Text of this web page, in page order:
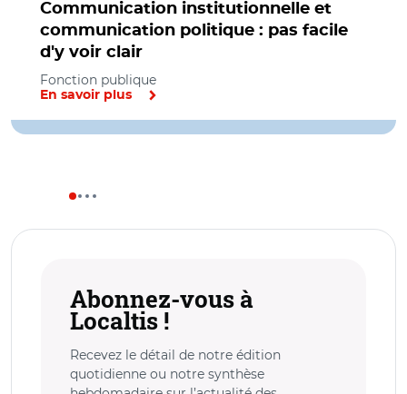
Communication institutionnelle et
communication politique : pas facile
d'y voir clair
Fonction publique
En savoir plus
Abonnez-vous à
Localtis !
Recevez le détail de notre édition
quotidienne ou notre synthèse